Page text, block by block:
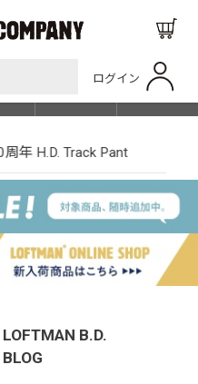
ログイン
SHOP LIST
周年 H.D. Track Pant
LOFTMAN B.D.
BLOG